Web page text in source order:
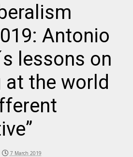
Antonio
lessons on
at the world
7 March 2019